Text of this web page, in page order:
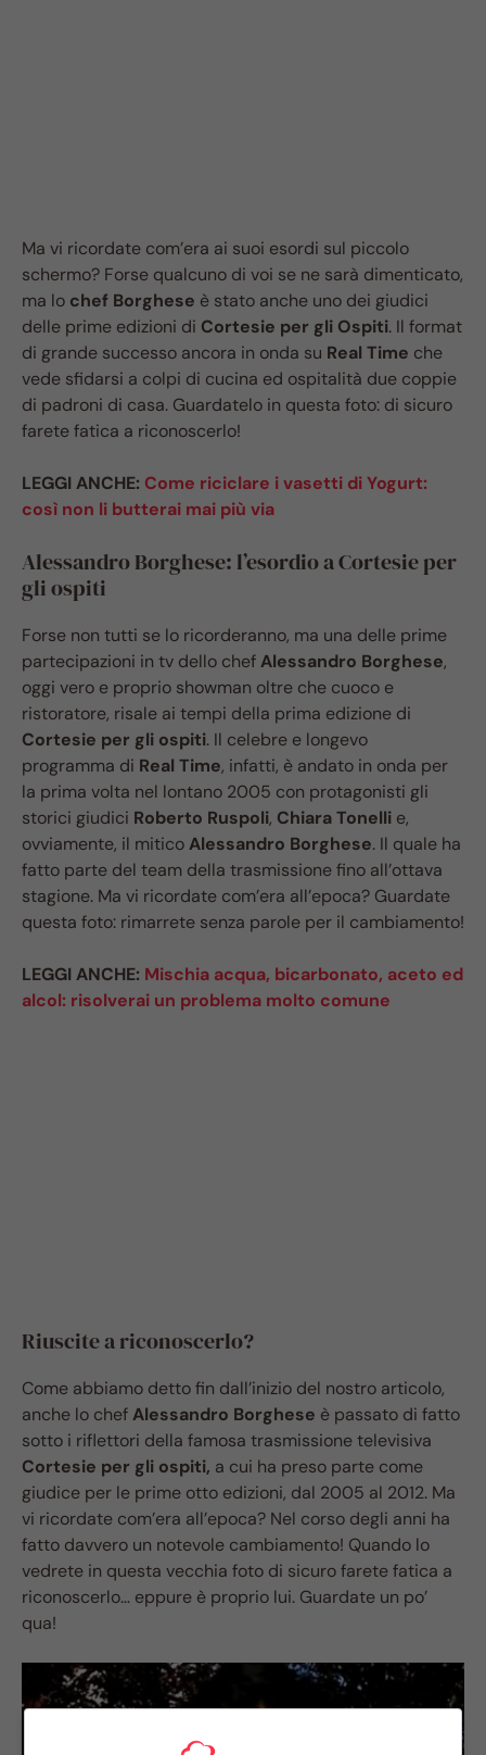
Ma vi ricordate com’era ai suoi esordi sul piccolo
schermo? Forse qualcuno di voi se ne sarà dimenticato,
ma lo chef Borghese è stato anche uno dei giudici
delle prime edizioni di Cortesie per gli Ospiti. Il format
di grande successo ancora in onda su Real Time che
vede sfidarsi a colpi di cucina ed ospitalità due coppie
di padroni di casa. Guardatelo in questa foto: di sicuro
farete fatica a riconoscerlo!
LEGGI ANCHE: Come riciclare i vasetti di Yogurt:
così non li butterai mai più via
Alessandro Borghese: l’esordio a Cortesie per
gli ospiti
Forse non tutti se lo ricorderanno, ma una delle prime
partecipazioni in tv dello chefAlessandro Borghese,
oggi vero e proprio showman oltre che cuoco e
ristoratore, risale ai tempi della prima edizione di
Cortesie per gli ospiti. Il celebre e longevo
programma di Real Time, infatti, è andato in onda per
la prima volta nel lontano 2005 con protagonisti gli
storici giudici Roberto Ruspoli, Chiara Tonelli e,
ovviamente, il miticoAlessandro Borghese. Il quale ha
fatto parte del team della trasmissione fino all’ottava
stagione. Ma vi ricordate com’era all’epoca? Guardate
questa foto: rimarrete senza parole per il cambiamento!
LEGGI ANCHE: Mischia acqua, bicarbonato, aceto ed
alcol: risolverai un problema molto comune
Riuscite a riconoscerlo?
Come abbiamo detto fin dall’inizio del nostro articolo,
anche lo chefAlessandro Borghese è passato di fatto
sotto i riflettori della famosa trasmissione televisiva
Cortesie per gli ospiti, a cui ha preso parte come
giudice per le prime otto edizioni, dal 2005 al 2012. Ma
vi ricordate com’era all’epoca? Nel corso degli anni ha
fatto davvero un notevole cambiamento! Quando lo
vedrete in questa vecchia foto di sicuro farete fatica a
riconoscerlo… eppure è proprio lui. Guardate un po’
qua!